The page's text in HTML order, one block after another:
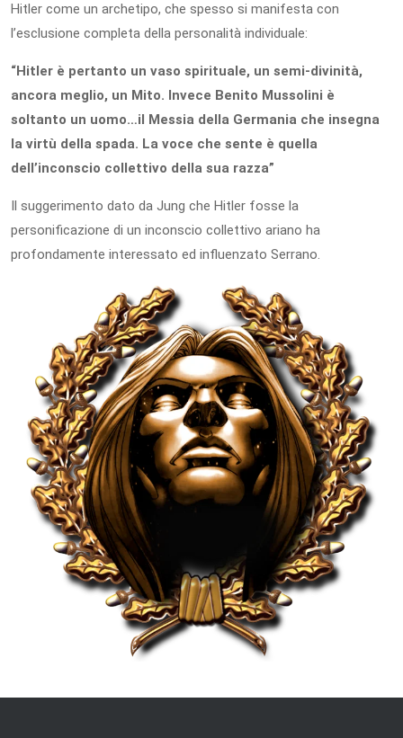
Hitler come un archetipo, che spesso si manifesta con
l’esclusione completa della personalità individuale:
“Hitler è pertanto un vaso spirituale, un semi-divinità,
ancora meglio, un Mito. Invece Benito Mussolini è
soltanto un uomo…il Messia della Germania che insegna
la virtù della spada. La voce che sente è quella
dell’inconscio collettivo della sua razza”
Il suggerimento dato da Jung che Hitler fosse la
personificazione di un inconscio collettivo ariano ha
profondamente interessato ed influenzato Serrano.